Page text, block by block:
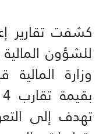
كشفت تقارير
للشؤون
وزارة
تهدف إلى